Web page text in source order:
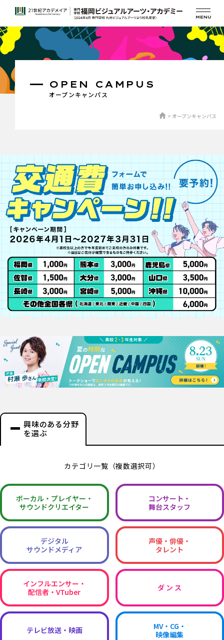
オープンキャンパス
OPEN CAMPUS
オープンキャンパス
興味のある分野
を選ぶ
カテゴリ一覧（複数選択可）
ボーカル・ プレイヤー・
サウンドクリエイター
コンサート・
舞台スタッフ
デジタル
サウンドメディア
声優・俳優・
タレント
インフルエンサー・
配信者・VTuber
ダ ン ス
テレビ放送・映画
MV・CG・
映像編集